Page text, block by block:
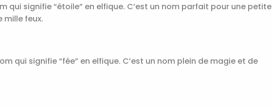
qui signifie “étoile” en elfique. C’est un nom parfait pour une petite
mille feux.
qui signifie “fée” en elfique. C’est un nom plein de magie et de